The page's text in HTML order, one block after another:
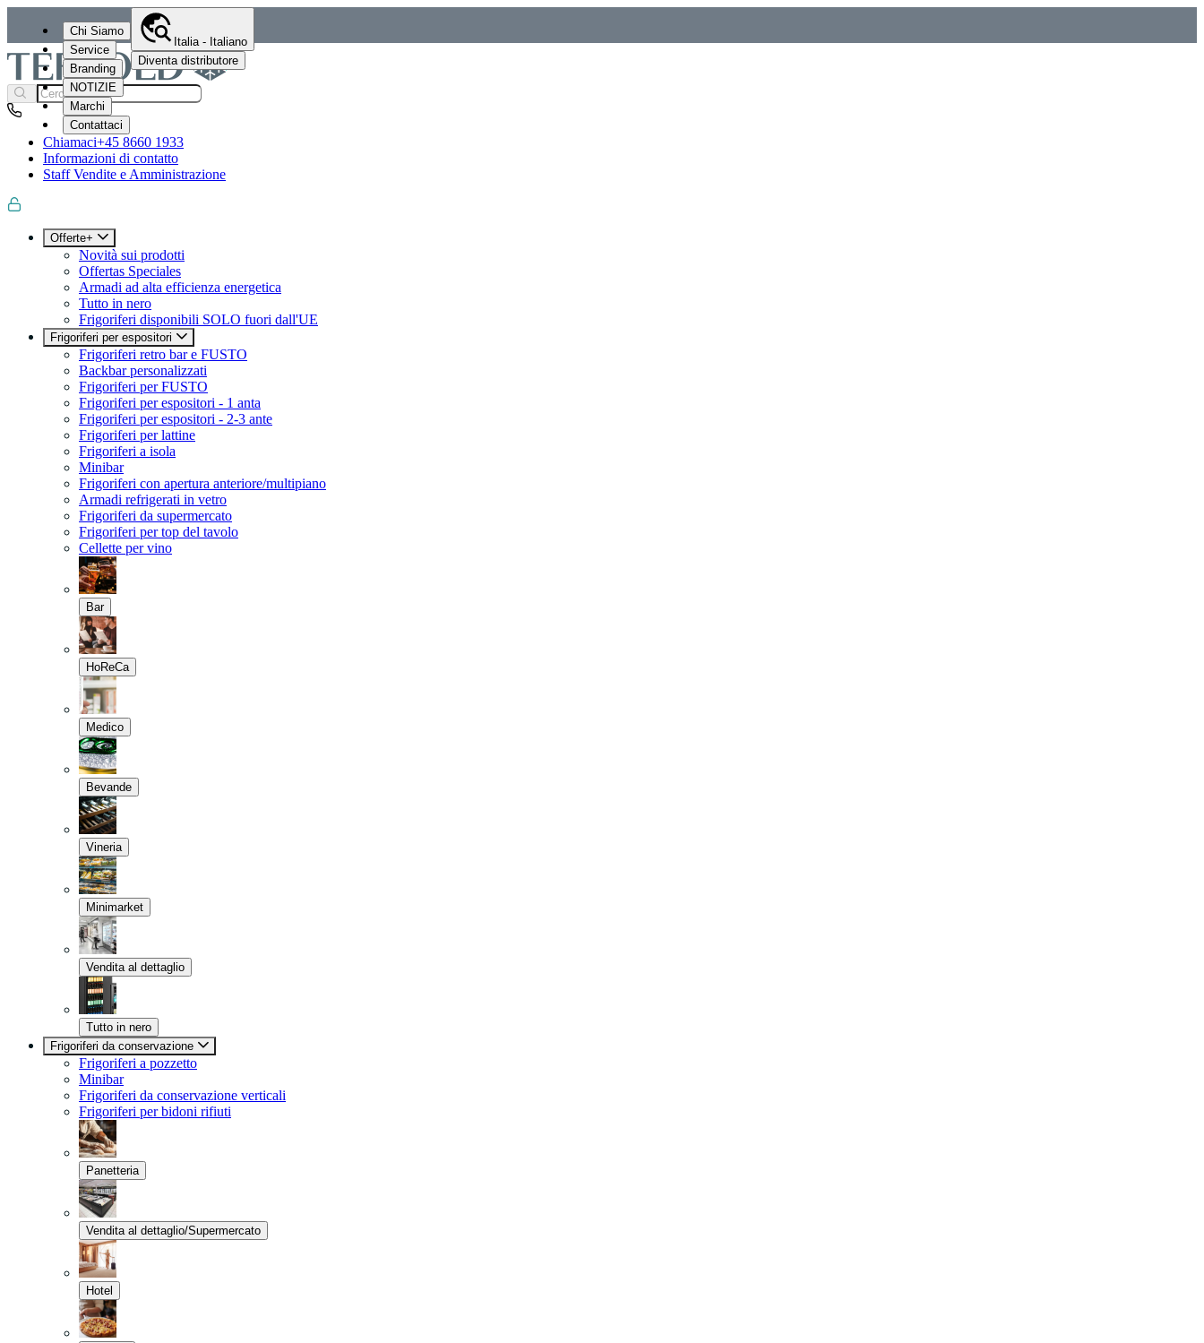
Chi Siamo
Service
Branding
NOTIZIE
Marchi
Contattaci
Italia - Italiano
Diventa distributore
Chiamaci+45 8660 1933
Informazioni di contatto
Staff Vendite e Amministrazione
Offerte+
Novità sui prodotti
Offertas Speciales
Armadi ad alta efficienza energetica
Tutto in nero
Frigoriferi disponibili SOLO fuori dall'UE
Frigoriferi per espositori
Frigoriferi retro bar e FUSTO
Backbar personalizzati
Frigoriferi per FUSTO
Frigoriferi per espositori - 1 anta
Frigoriferi per espositori - 2-3 ante
Frigoriferi per lattine
Frigoriferi a isola
Minibar
Frigoriferi con apertura anteriore/multipiano
Armadi refrigerati in vetro
Frigoriferi da supermercato
Frigoriferi per top del tavolo
Cellette per vino
Bar
HoReCa
Medico
Bevande
Vineria
Minimarket
Vendita al dettaglio
Tutto in nero
Frigoriferi da conservazione
Frigoriferi a pozzetto
Minibar
Frigoriferi da conservazione verticali
Frigoriferi per bidoni rifiuti
Panetteria
Vendita al dettaglio/Supermercato
Hotel